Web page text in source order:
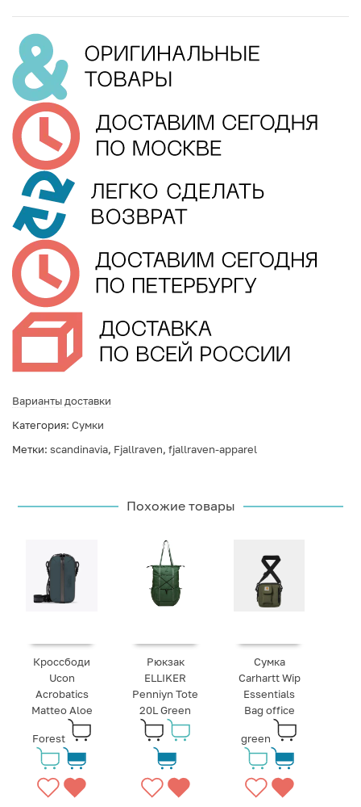
Варианты доставки
Категория: Сумки
Метки: scandinavia, Fjallraven, fjallraven-apparel
Похожие товары
Кроссбоди
Ucon
Acrobatics
Matteo Aloe
Forest
Рюкзак
ELLIKER
Penniyn Tote
20L Green
Сумка
Carhartt Wip
Essentials
Bag office
green